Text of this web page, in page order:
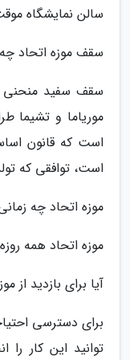
سالن نمایشگاه
سقف موزه اتحاد
سقف سفید منحنی
موریاما و تشیما
است که قانون
است، توافقی که
موزه اتحاد چه
موزه اتحاد همه روزه از ساعت 10
آیا برای بازدید از
برای دسترسی
توانید این کار